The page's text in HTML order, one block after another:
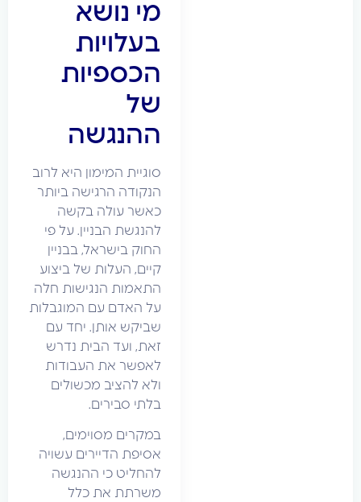
מי נושא
בעלויות
הכספיות
ההנגשה
סוגיית המימון היא לרוב
הנקודה הרגישה ביותר
כאשר עולה בקשה
להנגשת הבניין. על פי
החוק בישראל, בבניין
קיים, העלות של ביצוע
התאמות הנגישות חלה
על האדם עם המוגבלות
שביקש אותן. יחד עם
זאת, ועד הבית נדרש
לאפשר את העבודות
ולא להציב מכשולים
בלתי סבירים.
במקרים מסוימים,
אסיפת הדיירים עשויה
להחליט כי ההנגשה
משרתת את כלל